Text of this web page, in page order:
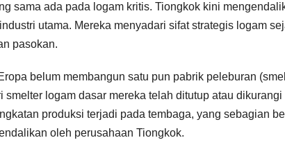
sama ada pada logam kritis. Tiongkok kini
utama. Mereka menyadari sifat strategis logam
pasokan.
belum membangun satu pun pabrik peleburan
smelter logam dasar mereka telah ditutup atau
produksi terjadi pada tembaga, yang sebagian
oleh perusahaan Tiongkok.